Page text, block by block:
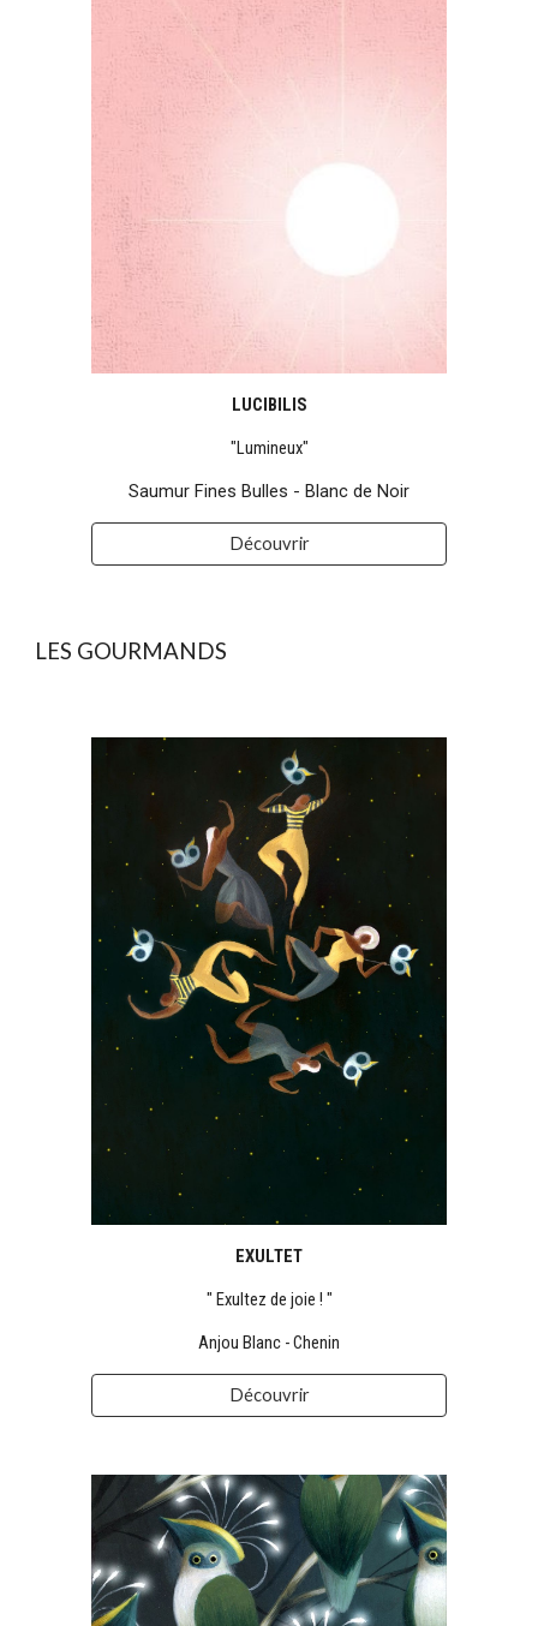
LUCIBILIS
"Lumineux"
Saumur Fines Bulles - Blanc de Noir
Découvrir
LES GOURMANDS
EXULTET
" Exultez de joie ! "
Anjou Blanc - Chenin
Découvrir